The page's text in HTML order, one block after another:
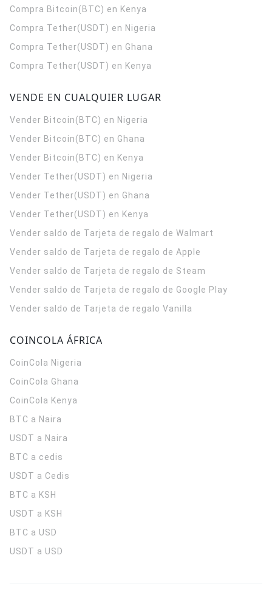
Compra Bitcoin(BTC) en Kenya
Compra Tether(USDT) en Nigeria
Compra Tether(USDT) en Ghana
Compra Tether(USDT) en Kenya
VENDE EN CUALQUIER LUGAR
Vender Bitcoin(BTC) en Nigeria
Vender Bitcoin(BTC) en Ghana
Vender Bitcoin(BTC) en Kenya
Vender Tether(USDT) en Nigeria
Vender Tether(USDT) en Ghana
Vender Tether(USDT) en Kenya
Vender saldo de Tarjeta de regalo de Walmart
Vender saldo de Tarjeta de regalo de Apple
Vender saldo de Tarjeta de regalo de Steam
Vender saldo de Tarjeta de regalo de Google Play
Vender saldo de Tarjeta de regalo Vanilla
COINCOLA ÁFRICA
CoinCola Nigeria
CoinCola Ghana
CoinCola Kenya
BTC a Naira
USDT a Naira
BTC a cedis
USDT a Cedis
BTC a KSH
USDT a KSH
BTC a USD
USDT a USD